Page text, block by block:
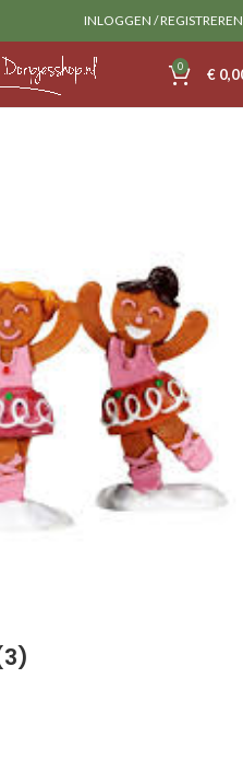
INLOGGEN / REGISTREREN
0 €